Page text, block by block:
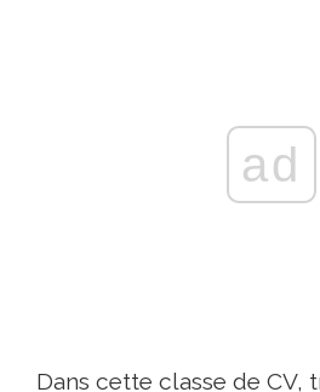
ad
Dans cette classe de CV,